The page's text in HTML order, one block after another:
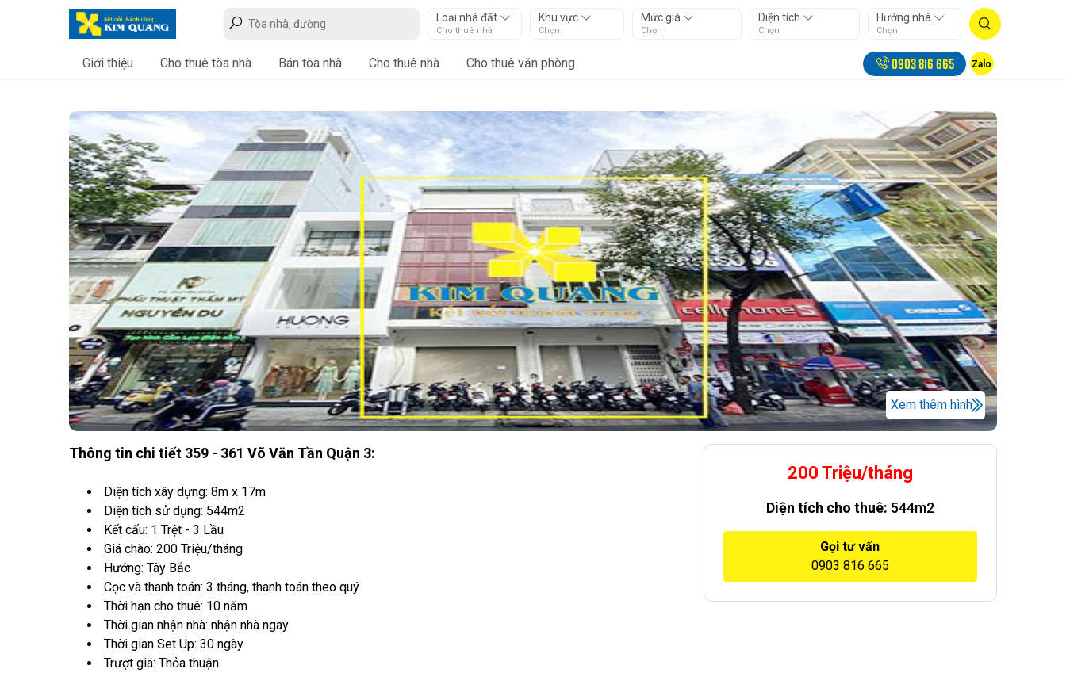
Loại nhà đất
Cho thuê nhà
Khu vực
Chọn
Mức giá
Chọn
Diện tích
Chọn
Hướng nhà
Chọn
Giới thiệu Cho thuê tòa nhà Bán tòa nhà Cho thuê nhà Cho thuê văn phòng 0903 816 665 Zalo
Xem thêm hình
Thông tin chi tiết 359 - 361 Võ Văn Tần Quận 3:
Diện tích xây dựng: 8m x 17m
Diện tích sử dụng: 544m2
Kết cấu: 1 Trệt - 3 Lầu
Giá chào: 200 Triệu/tháng
Hướng: Tây Bắc
Cọc và thanh toán: 3 tháng, thanh toán theo quý
Thời hạn cho thuê: 10 năm
Thời gian nhận nhà: nhận nhà ngay
Thời gian Set Up: 30 ngày
Trượt giá: Thỏa thuận
200 Triệu/tháng
Diện tích cho thuê: 544m2
Gọi tư vấn
0903 816 665